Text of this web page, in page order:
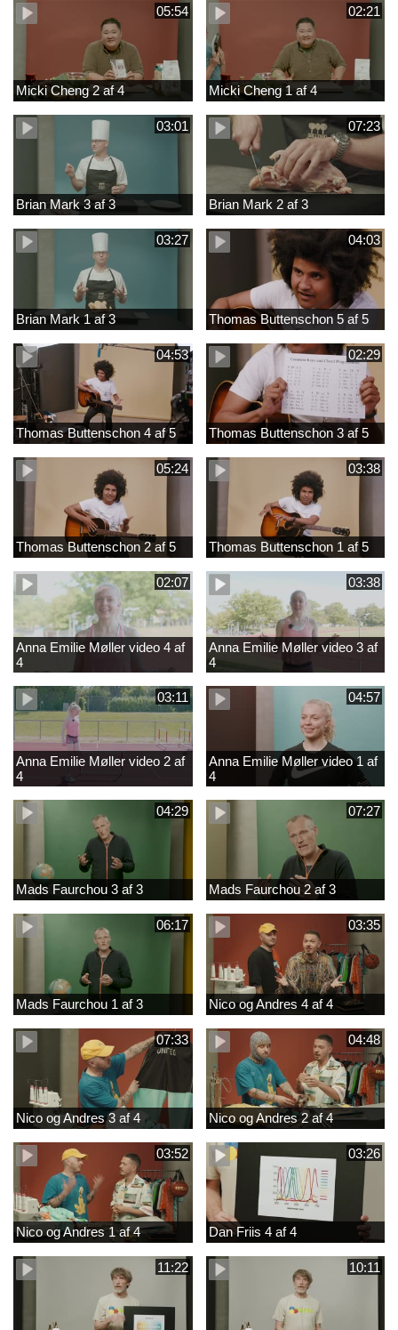
05:54
Micki Cheng 2 af 4
02:21
Micki Cheng 1 af 4
03:01
Brian Mark 3 af 3
07:23
Brian Mark 2 af 3
03:27
Brian Mark 1 af 3
04:03
Thomas Buttenschon 5 af 5
04:53
Thomas Buttenschon 4 af 5
02:29
Thomas Buttenschon 3 af 5
05:24
Thomas Buttenschon 2 af 5
03:38
Thomas Buttenschon 1 af 5
02:07
Anna Emilie Møller video 4 af
4
03:38
Anna Emilie Møller video 3 af
4
03:11
Anna Emilie Møller video 2 af
4
04:57
Anna Emilie Møller video 1 af
4
04:29
Mads Faurchou 3 af 3
07:27
Mads Faurchou 2 af 3
06:17
Mads Faurchou 1 af 3
03:35
Nico og Andres 4 af 4
07:33
Nico og Andres 3 af 4
04:48
Nico og Andres 2 af 4
03:52
Nico og Andres 1 af 4
03:26
Dan Friis 4 af 4
11:22 10:11